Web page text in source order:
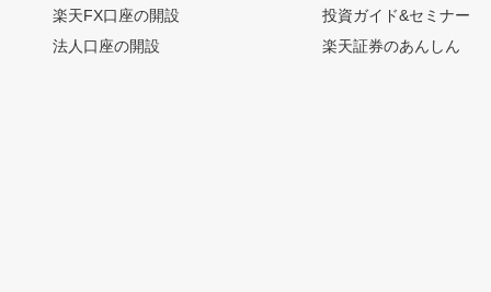
楽天FX口座の開設
法人口座の開設
投資ガイド&セミナー
楽天証券のあんしん